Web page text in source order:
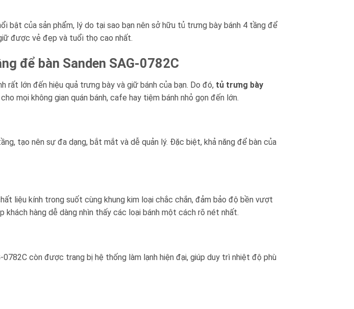
bật của sản phẩm, lý do tại sao bạn nên sở hữu tủ trưng bày bánh 4 tầng để
được vẻ đẹp và tuổi thọ cao nhất.
để bàn Sanden SAG-0782C
rất lớn đến hiệu quả trưng bày và giữ bánh của bạn. Do đó, tủ trưng bày
mọi không gian quán bánh, cafe hay tiệm bánh nhỏ gọn đến lớn.
tạo nên sự đa dạng, bắt mắt và dễ quản lý. Đặc biệt, khả năng để bàn của
liệu kính trong suốt cùng khung kim loại chắc chắn, đảm bảo độ bền vượt
hàng dễ dàng nhìn thấy các loại bánh một cách rõ nét nhất.
còn được trang bị hệ thống làm lạnh hiện đại, giúp duy trì nhiệt độ phù